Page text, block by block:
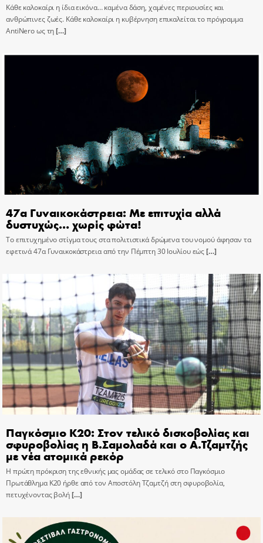
Κάθε καλοκαίρι η ίδια εικόνα… καμένα δάση, χαμένες περιουσίες και
ανθρώπινες ζωές. Κάθε καλοκαίρι η κυβέρνηση επικαλείται το πρόγραμμα
AntiNero ως τη[…]
47α Γυναικοκάστρεια: Με επιτυχία αλλά
δυστυχώς… χωρίς φώτα!
Το επιτυχημένο στίγμα τους στα πολιτιστικά δρώμενα του νομού άφησαν τα
εφετινά 47α Γυναικοκάστρεια από την Πέμπτη 30 Ιουλίου εώς[…]
Παγκόσμιο Κ20: Στον τελικό δισκοβολίας και
σφυροβολίας η Β.Σαμολαδά και ο Α.Τζαμτζής
με νέα ατομικά ρεκόρ
Η πρώτη πρόκριση της εθνικής μας ομάδας σε τελικό στο Παγκόσμιο
Πρωτάθλημα Κ20 ήρθε από τον Αποστόλη Τζαμτζή στη σφυροβολία,
πετυχένοντας βολή[…]